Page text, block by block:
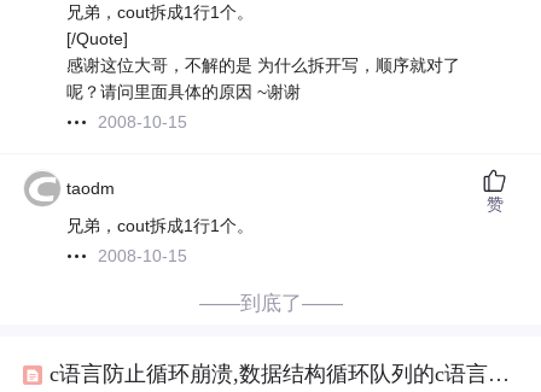
兄弟，cout拆成1行1个。
[/Quote]
感谢这位大哥，不解的是 为什么拆开写，顺序就对了
呢？请问里面具体的原因 ~谢谢
2008-10-15
taodm
兄弟，cout拆成1行1个。
2008-10-15
赞
——到底了——
c语言防止循环崩溃,数据结构循环队列的c语言实现，程序通过了编译连接但是运行